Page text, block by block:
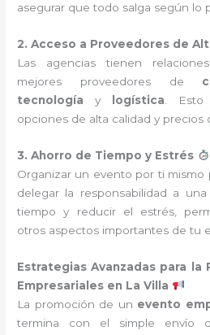
asegurar que todo salga según lo
2. Acceso a Proveedores de
Las agencias tienen
mejores proveedores de
tecnología y logística .
opciones de alta calidad y precios
3. Ahorro de Tiempo y Estrés
Organizar un evento por ti mismo
delegar la responsabilidad a
tiempo y reducir el estrés,
otros aspectos importantes de tu
Estrategias Avanzadas para la
Empresariales en La Villa
La promoción de un evento
termina con el simple envío